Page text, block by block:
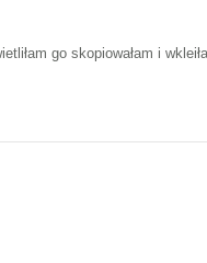
go skopiowałam i